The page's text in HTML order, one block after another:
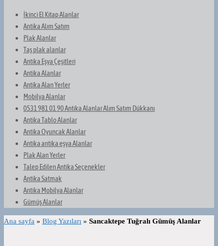
İkinci El Kitap Alanlar
Antika Alım Satım
Plak Alanlar
Taş plak alanlar
Antika Eşya Çeşitleri
Antika Alanlar
Antika Alan Yerler
Mobilya Alanlar
0531 981 01 90 Antika Alanlar Alım Satım Dükkanı
Antika Tablo Alanlar
Antika Oyuncak Alanlar
Antika antika eşya Alanlar
Plak Alan Yerler
Talep Edilen Antika Seçenekler
Antika Satmak
Antika Mobilya Alanlar
Gümüş Alanlar
Ana sayfa » Blog Yazıları » Sancaktepe Tuğralı Gümüş Alanlar